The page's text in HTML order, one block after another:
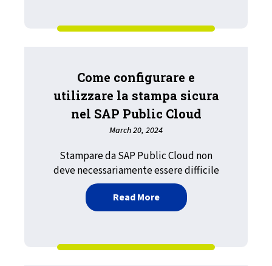
Come configurare e
utilizzare la stampa sicura
nel SAP Public Cloud
March 20, 2024
Stampare da SAP Public Cloud non
deve necessariamente essere difficile
Read Moreabout Come configurare